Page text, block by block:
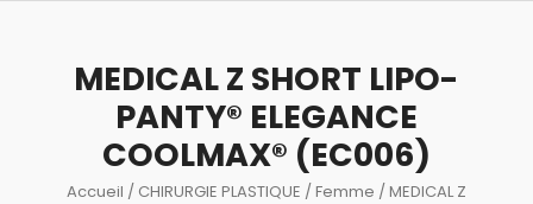
MEDICAL Z SHORT LIPO-
PANTY® ELEGANCE
COOLMAX® (EC006)
Accueil / CHIRURGIE PLASTIQUE /Femme / MEDICAL Z